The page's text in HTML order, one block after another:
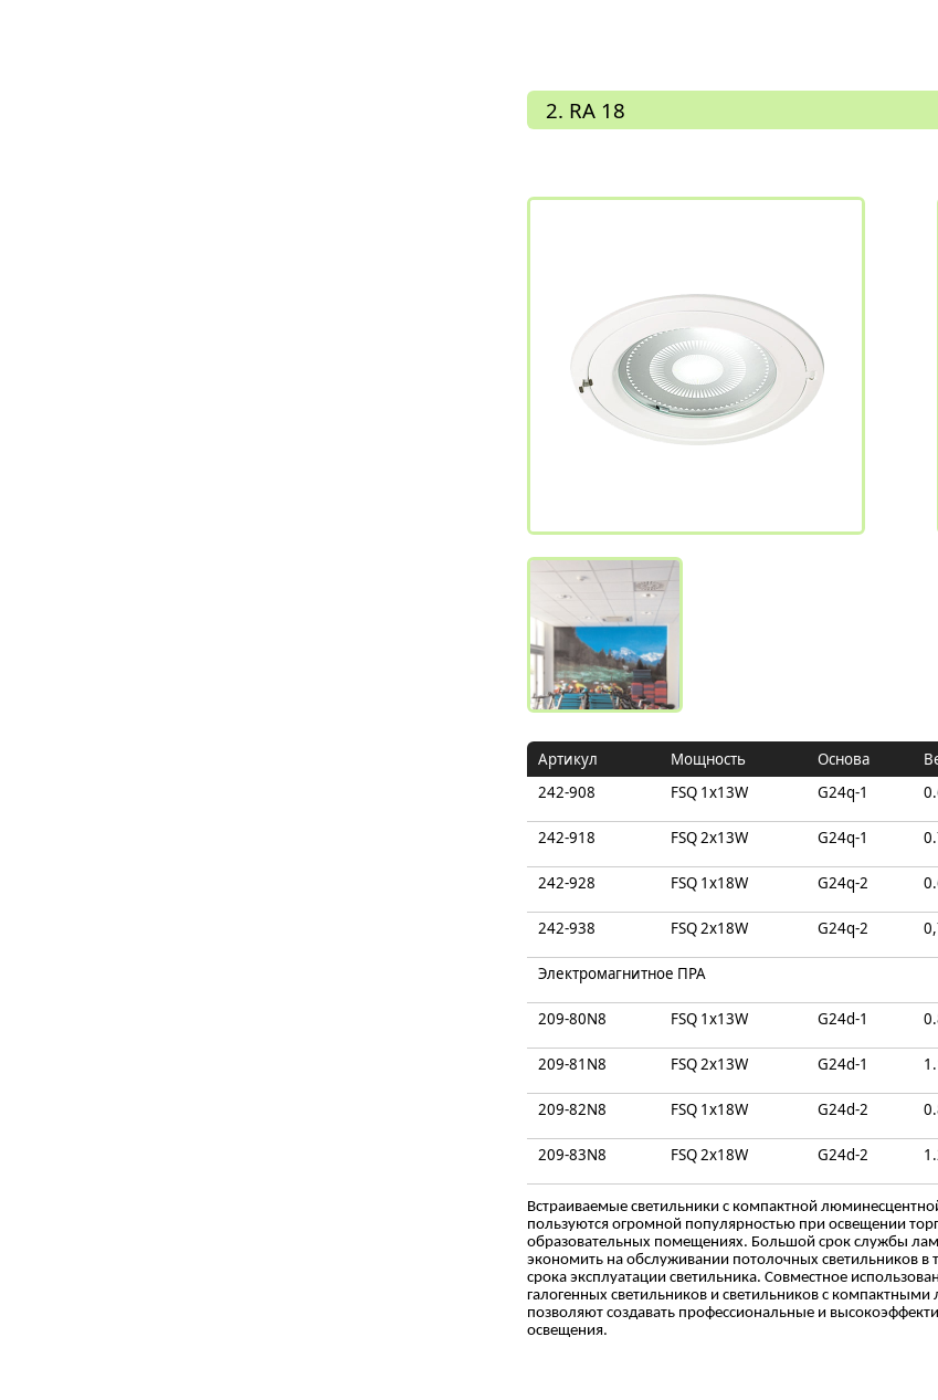
2. RA 18
Артикул Мощность Основа
242-908
FSQ 1x13W G24q-1
242-918 FSQ 2x13W G24q-1
242-928 FSQ 1x18W G24q-2
242-938 FSQ 2x18W G24q-2
Электромагнитное ПРА
209-80N8 FSQ 1x13W G24d-1
209-81N8 FSQ 2x13W G24d-1
209-82N8 FSQ 1x18W G24d-2
209-83N8 FSQ 2x18W G24d-2
Встраиваемые светильники с компактной
пользуются огромной популярностью при освещении
образовательных помещениях. Большой срок службы
экономить на обслуживании потолочных светильников в
срока эксплуатации светильника. Совместное
галогенных светильников и светильников с
позволяют создавать профессиональные и
освещения.